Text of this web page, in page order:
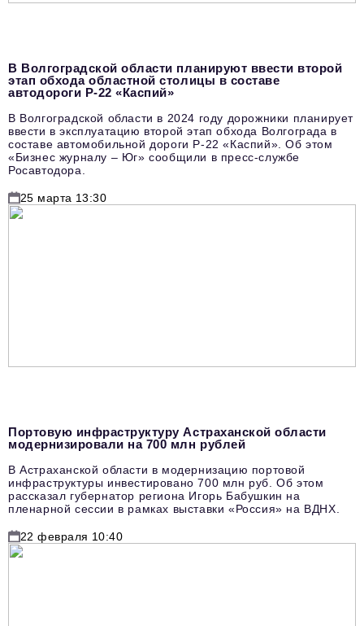
В Волгоградской области планируют ввести второй
этап обхода областной столицы в составе
автодороги Р-22 «Каспий»
В Волгоградской области в 2024 году дорожники планирует
ввести в эксплуатацию второй этап обхода Волгограда в
составе автомобильной дороги Р-22 «Каспий». Об этом
«Бизнес журналу – Юг» сообщили в пресс-службе
Росавтодора.
25 марта 13:30
Портовую инфраструктуру Астраханской области
модернизировали на 700 млн рублей
В Астраханской области в модернизацию портовой
инфраструктуры инвестировано 700 млн руб. Об этом
рассказал губернатор региона Игорь Бабушкин на
пленарной сессии в рамках выставки «Россия» на ВДНХ.
22 февраля 10:40